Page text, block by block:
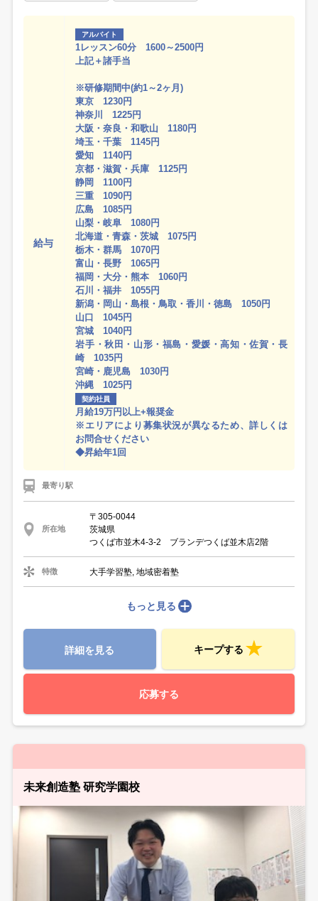
給与
アルバイト
1レッスン60分 1600～2500円
上記＋諸手当
※研修期間中(約1～2ヶ月)
東京 1230円
神奈川 1225円
大阪・奈良・和歌山 1180円
埼玉・千葉 1145円
愛知 1140円
京都・滋賀・兵庫 1125円
静岡 1100円
三重 1090円
広島 1085円
山梨・岐阜 1080円
北海道・青森・茨城 1075円
栃木・群馬 1070円
富山・長野 1065円
福岡・大分・熊本 1060円
石川・福井 1055円
新潟・岡山・島根・鳥取・香川・徳島 1050円
山口 1045円
宮城 1040円
岩手・秋田・山形・福島・愛媛・高知・佐賀・長
崎 1035円
宮崎・鹿児島 1030円
沖縄 1025円
契約社員
月給19万円以上+報奨金
※エリアにより募集状況が異なるため、詳しくは
お問合せください
◆昇給年1回
最寄り駅
所在地
〒305-0044
茨城県
つくば市並木4-3-2 ブランデつくば並木店2階
特徴 大手学習塾, 地域密着塾
もっと見る
詳細を見る キープする
応募する
未来創造塾 研究学園校